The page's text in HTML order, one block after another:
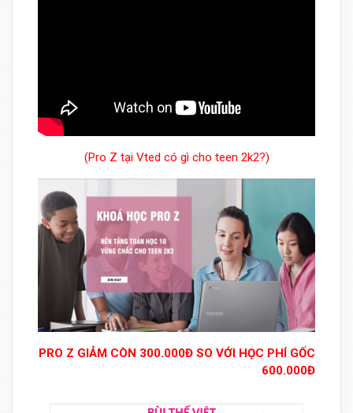
(Pro Z tại Vted có gì cho teen 2k2?)
PRO Z GIẢM CÒN 300.000Đ SO VỚI HỌC PHÍ GỐC
600.000Đ